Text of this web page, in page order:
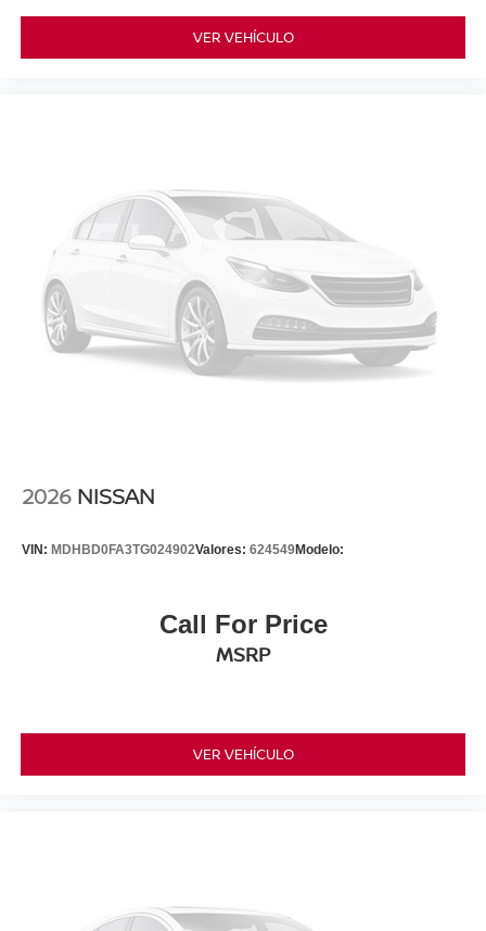
VER VEHÍCULO
2026 NISSAN
VIN: MDHBD0FA3TG024902Valores: 624549Modelo:
Call For Price
MSRP
VER VEHÍCULO